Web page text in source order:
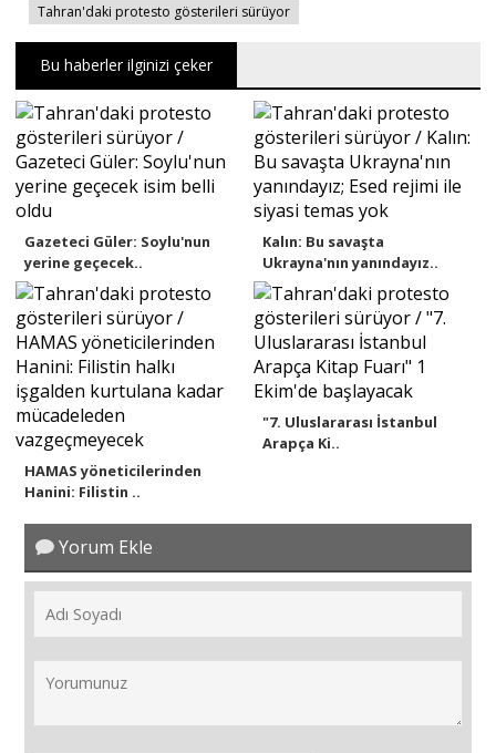
Tahran'daki protesto gösterileri sürüyor
Bu haberler ilginizi çeker
Gazeteci Güler: Soylu'nun
yerine geçecek..
Kalın: Bu savaşta
Ukrayna'nın yanındayız..
HAMAS yöneticilerinden
Hanini: Filistin ..
"7. Uluslararası İstanbul
Arapça Ki..
Yorum Ekle